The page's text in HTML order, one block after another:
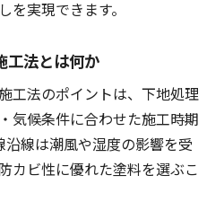
を実現できます。
工法とは何か
工法のポイントは、下地処理
気候条件に合わせた施工時期
沿線は潮風や湿度の影響を受
カビ性に優れた塗料を選ぶこ